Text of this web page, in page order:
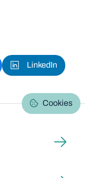
LinkedIn
Cookies